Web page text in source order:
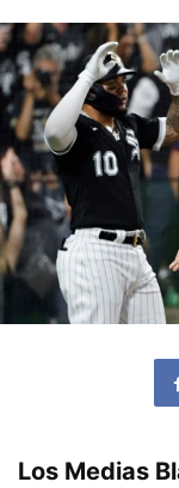
Los Medias